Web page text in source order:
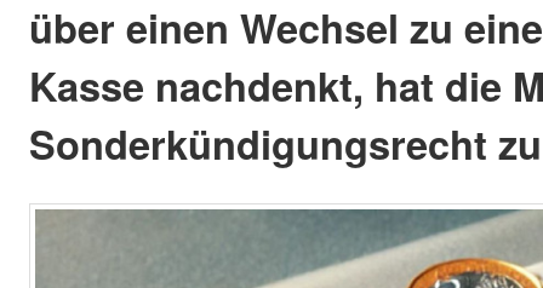
über einen Wechsel zu
Kasse nachdenkt, hat die
Sonderkündigungsrecht